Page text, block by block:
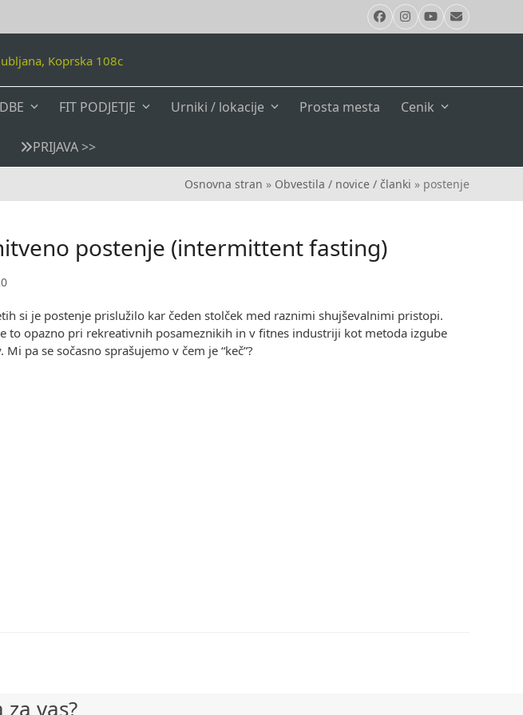
FacebookInstagram
YouTube
Email
FIT PODJETJE Urniki / lokacije Prosta mesta Cenik
PRIJAVA >>
Osnovna stran » Obvestila / novice / članki » postenje
postenje (intermittent fasting)
si je postenje prislužilo kar čeden stolček med raznimi shujševalnimi pristopi.
to opazno pri rekreativnih posameznikih in v fitnes industriji kot metoda izgube
pa se sočasno sprašujemo v čem je “keč”?
vas?